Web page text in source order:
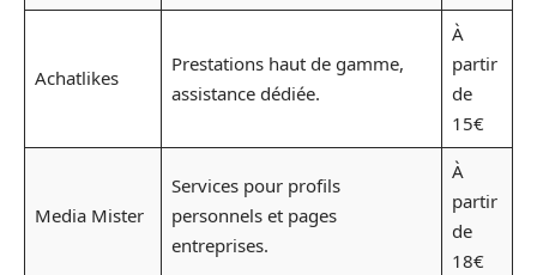
Achatlikes
Prestations haut de gamme,
assistance dédiée.
À
partir
de
15€
Media Mister
Services pour profils
personnels et pages
entreprises.
À
partir
de
18€